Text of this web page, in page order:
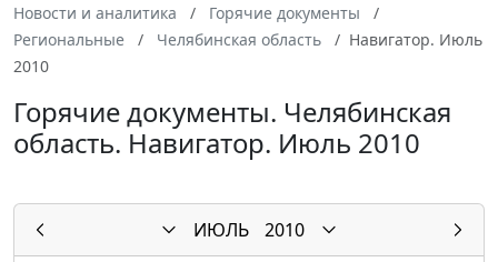
Новости и аналитика
Горячие документы
Региональные
Челябинская область
Навигатор. Июль
2010
Горячие документы. Челябинская
область. Навигатор. Июль 2010
ИЮЛЬ
2010